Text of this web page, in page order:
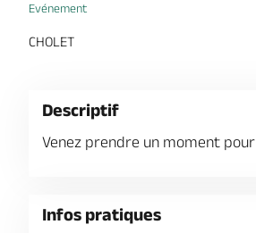
Evénement
CHOLET
Descriptif
Venez prendre un moment
Infos pratiques